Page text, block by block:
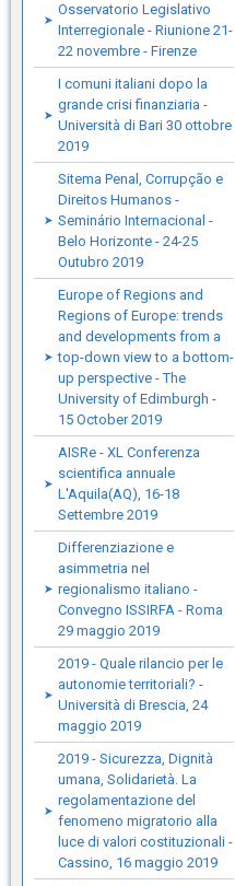
Osservatorio Legislativo
Interregionale - Riunione 21-
22 novembre - Firenze
I comuni italiani dopo la
grande crisi finanziaria -
Università di Bari 30 ottobre
2019
Sitema Penal, Corrupção e
Direitos Humanos -
Seminário Internacional -
Belo Horizonte - 24-25
Outubro 2019
Europe of Regions and
Regions of Europe: trends
and developments from a
top-down view to a bottom-
up perspective - The
University of Edimburgh -
15 October 2019
AISRe - XL Conferenza
scientifica annuale
L'Aquila(AQ), 16-18
Settembre 2019
Differenziazione e
asimmetria nel
regionalismo italiano -
Convegno ISSIRFA - Roma
29 maggio 2019
2019 - Quale rilancio per le
autonomie territoriali? -
Università di Brescia, 24
maggio 2019
2019 - Sicurezza, Dignità
umana, Solidarietà. La
regolamentazione del
fenomeno migratorio alla
luce di valori costituzionali -
Cassino, 16 maggio 2019